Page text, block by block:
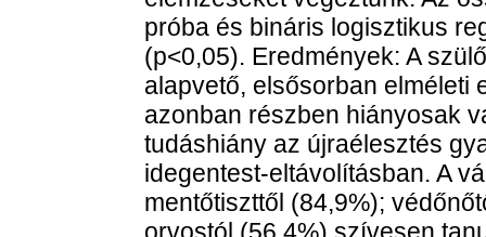
próba és bináris logisztikus
(p<0,05). Eredmények: A
alapvető, elsősorban elméleti
azonban részben hiányosak
tudáshiány az újraélesztés
idegentest-eltávolításban. A
mentőtiszttől (84,9%);